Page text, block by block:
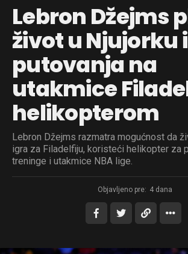
Lebron Džejms
život u Njujorku i
putovanja na
utakmice
helikopterom
Lebron Džejms razmatra mogućnost da
igra za Filadelfiju, koristeći helikopter za
treninge i utakmice NBA lige.
Objavljeno pre: 4 dana